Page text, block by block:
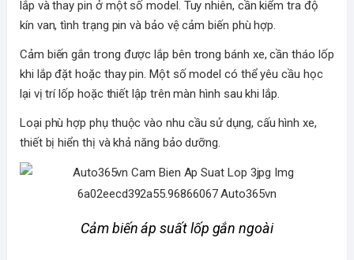
lắp và thay pin ở một số model. Tuy nhiên, cần kiểm tra độ
kín van, tình trạng pin và bảo vệ cảm biến phù hợp.
Cảm biến gắn trong được lắp bên trong bánh xe, cần tháo lốp
khi lắp đặt hoặc thay pin. Một số model có thể yêu cầu học
lại vị trí lốp hoặc thiết lập trên màn hình sau khi lắp.
Loại phù hợp phụ thuộc vào nhu cầu sử dụng, cấu hình xe,
thiết bị hiển thị và khả năng bảo dưỡng.
Cảm biến áp suất lốp gắn ngoài